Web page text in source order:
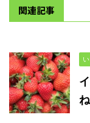
関連記事